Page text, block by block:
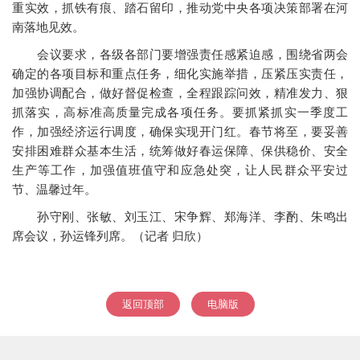
重实效，抓铁有痕、踏石留印，推动党中央各项决策部署在河
南落地见效。
会议要求，各级各部门要增强责任感紧迫感，围绕省两会
确定的各项目标和重点任务，细化实施举措，压紧压实责任，
加强协调配合，做好督促检查，全程跟踪问效，精准发力、狠
抓落实，高标准高质量完成各项任务。要抓紧抓实一季度工
作，加强经济运行调度，确保实现开门红。春节将至，要妥善
安排困难群众基本生活，统筹做好春运保障、保供稳价、安全
生产等工作，加强值班值守和应急处突，让人民群众平安过
节、温馨过年。
孙守刚、张敏、刘玉江、宋争辉、郑海洋、李酌、朱鸣出
席会议，孙运锋列席。（记者 归欣）
返回顶部 电脑版